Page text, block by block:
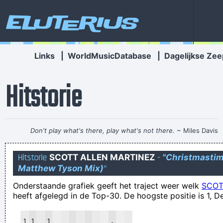
Eluterius
Links WorldMusicDatabase Dagelijkse
Hitstorie
Don't play what's there, play what's not there. ~ Miles Davis
dit is quote 3890
Wat een theater in slot! Goal van Club afgekeurd, dan
goedgekeurd en weer afgekeurd. Vormer lachte, weende,
lachte en weende
Hitstorie SCOTT ALLEN MARTINEZ -
Matthew Tyson Mix)"
Onderstaande grafiek geeft het traject weer welk
heeft afgelegd in de Top-30. De hoogste positie is 1,
1 1 1